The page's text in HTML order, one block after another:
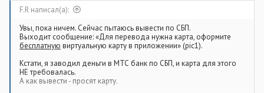
F.R написал(а):
Увы, пока ничем. Сейчас пытаюсь вывести по СБП.
Выходит сообщение: «Для перевода нужна карта, оформите
бесплатную виртуальную карту в приложении» (pic1).
Кстати, я заводил деньги в МТС банк по СБП, и карта для этого
НЕ требовалась.
А как вывести - просят карту.